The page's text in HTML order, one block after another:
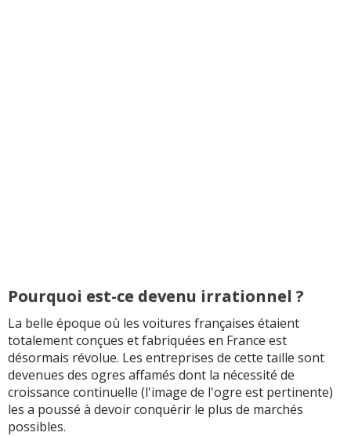
Pourquoi est-ce devenu irrationnel ?
La belle époque où les voitures françaises étaient
totalement conçues et fabriquées en France est
désormais révolue. Les entreprises de cette taille sont
devenues des ogres affamés dont la nécessité de
croissance continuelle (l'image de l'ogre est pertinente)
les a poussé à devoir conquérir le plus de marchés
possibles.